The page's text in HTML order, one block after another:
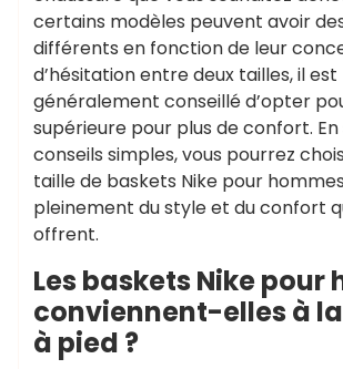
certains modèles peuvent avoir
différents en fonction de leur
d’hésitation entre deux tailles, il est
généralement conseillé d’opter
supérieure pour plus de confort.
conseils simples, vous pourrez
taille de baskets Nike pour
pleinement du style et du confort
offrent.
Les baskets Nike pour
conviennent-elles à
à pied ?